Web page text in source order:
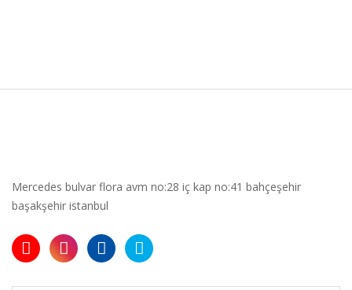
Mercedes bulvar flora avm no:28 iç kap no:41 bahçeşehir
başakşehir istanbul